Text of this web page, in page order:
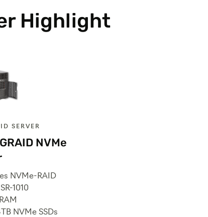
Highlight
SERVER
NVMe
NVMe-RAID
1010
NVMe SSDs